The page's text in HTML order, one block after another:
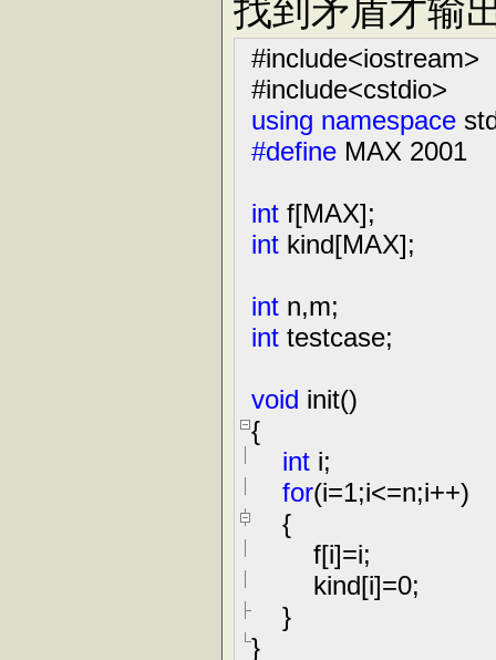
找到矛盾才输
#include<iostream>
#include<cstdio>
using namespace
#define MAX 2001
int f[MAX];
int kind[MAX];
int n,m;
int testcase;
void init()
{
int i;
for(i=1;i<=n;i++)
{
f[i]=i;
kind[i]=0;
}
}